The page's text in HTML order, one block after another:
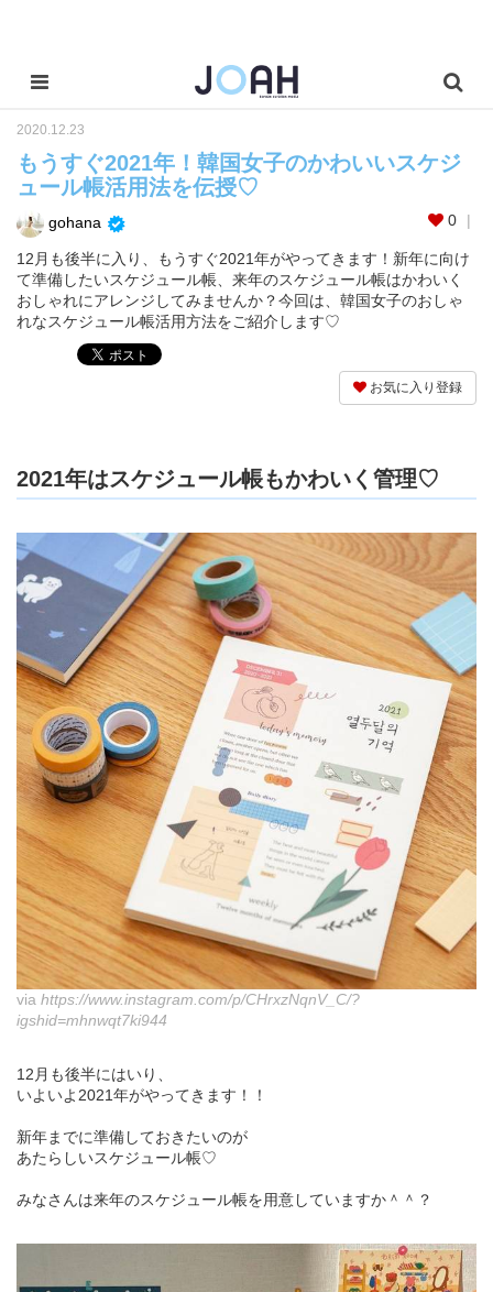
2020.12.23
もうすぐ2021年！韓国女子のかわいいスケジ
ュール帳活用法を伝授♡
gohana 0
12月も後半に入り、もうすぐ2021年がやってきます！新年に向け
て準備したいスケジュール帳、来年のスケジュール帳はかわいく
おしゃれにアレンジしてみませんか？今回は、韓国女子のおしゃ
れなスケジュール帳活用方法をご紹介します♡
お気に入り登録
2021年はスケジュール帳もかわいく管理♡
via https://www.instagram.com/p/CHrxzNqnV_C/?
igshid=mhnwqt7ki944
12月も後半にはいり、
いよいよ2021年がやってきます！！
新年までに準備しておきたいのが
あたらしいスケジュール帳♡
みなさんは来年のスケジュール帳を用意していますか＾＾？